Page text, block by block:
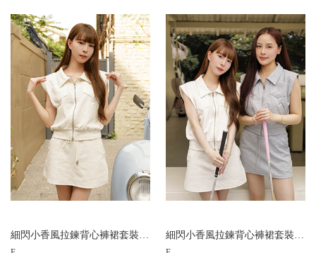
細閃小香風拉鍊背心褲裙套裝(白/灰) 細閃小香風拉鍊背心褲裙套裝(白/灰)